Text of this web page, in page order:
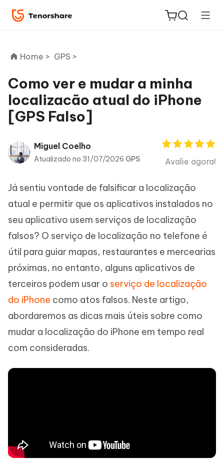
ReiBoot
for iOS
PDNob
PDF
iAnyGo
Home > GPS >
Como ver e mudar a minha
localizacão atual do iPhone
[GPS Falso]
Miguel Coelho
Atualizado no 31/07/2026 GPS Avalie agora!
Já sentiu vontade de falsificar a localização
atual e permitir que os aplicativos instalados no
seu aplicativo usem serviços de localização
falsos? O serviço de localização no telefone é
útil para guiar mapas, restaurantes e mercearias
próximas, no entanto, alguns aplicativos de
terceiros podem usar o serviço de localização
do iPhone como atos falsos. Neste artigo,
abordaremos as dicas mais úteis sobre como
mudar a localização do iPhone em tempo real
com consideradas.